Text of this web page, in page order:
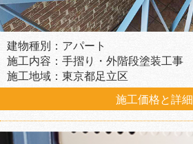
建物種別：アパート
施工内容：手摺り・外階段塗装工事
施工地域：東京都足立区
施工価格と詳細